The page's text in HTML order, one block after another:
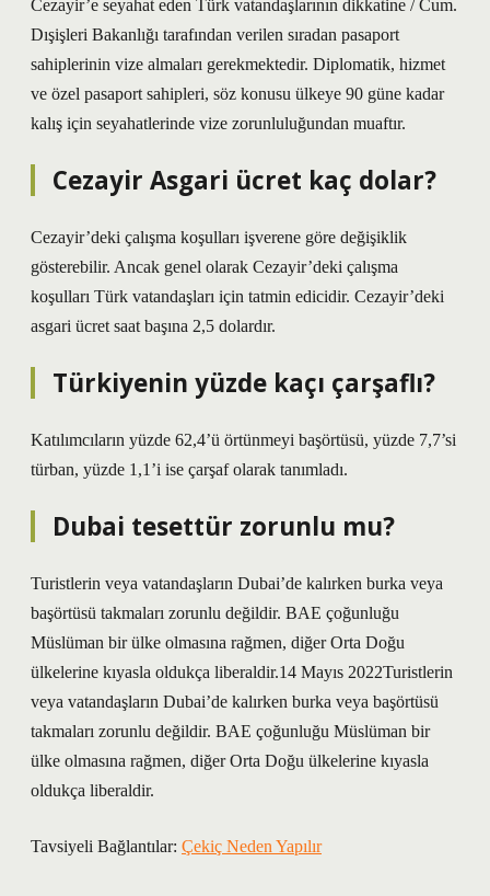
Cezayir’e seyahat eden Türk vatandaşlarının dikkatine / Cum.
Dışişleri Bakanlığı tarafından verilen sıradan pasaport
sahiplerinin vize almaları gerekmektedir. Diplomatik, hizmet
ve özel pasaport sahipleri, söz konusu ülkeye 90 güne kadar
kalış için seyahatlerinde vize zorunluluğundan muaftır.
Cezayir Asgari ücret kaç dolar?
Cezayir’deki çalışma koşulları işverene göre değişiklik
gösterebilir. Ancak genel olarak Cezayir’deki çalışma
koşulları Türk vatandaşları için tatmin edicidir. Cezayir’deki
asgari ücret saat başına 2,5 dolardır.
Türkiyenin yüzde kaçı çarşaflı?
Katılımcıların yüzde 62,4’ü örtünmeyi başörtüsü, yüzde 7,7’si
türban, yüzde 1,1’i ise çarşaf olarak tanımladı.
Dubai tesettür zorunlu mu?
Turistlerin veya vatandaşların Dubai’de kalırken burka veya
başörtüsü takmaları zorunlu değildir. BAE çoğunluğu
Müslüman bir ülke olmasına rağmen, diğer Orta Doğu
ülkelerine kıyasla oldukça liberaldir.14 Mayıs 2022Turistlerin
veya vatandaşların Dubai’de kalırken burka veya başörtüsü
takmaları zorunlu değildir. BAE çoğunluğu Müslüman bir
ülke olmasına rağmen, diğer Orta Doğu ülkelerine kıyasla
oldukça liberaldir.
Tavsiyeli Bağlantılar: Çekiç Neden Yapılır